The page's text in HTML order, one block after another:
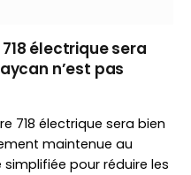
électrique sera
n’est pas
718 électrique sera bien
maintenue au
pour réduire les